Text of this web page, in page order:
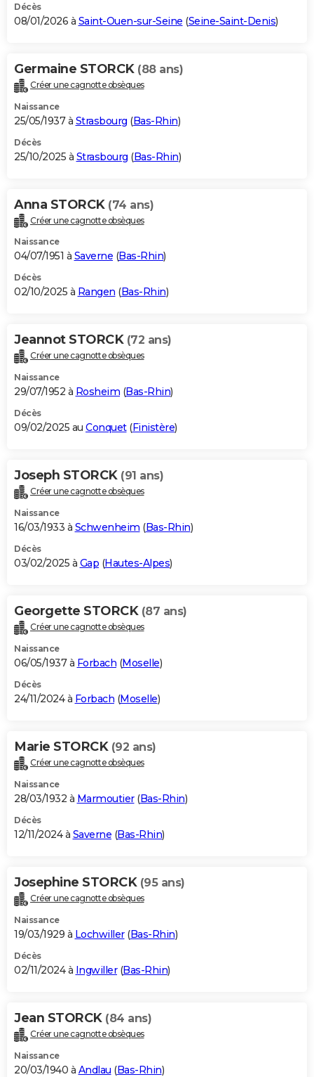
Décès
08/01/2026 à Saint-Ouen-sur-Seine (Seine-Saint-Denis)
Germaine STORCK (88 ans)
Créer une cagnotte obsèques
Naissance
25/05/1937 à Strasbourg (Bas-Rhin)
Décès
25/10/2025 à Strasbourg (Bas-Rhin)
Anna STORCK (74 ans)
Créer une cagnotte obsèques
Naissance
04/07/1951 à Saverne (Bas-Rhin)
Décès
02/10/2025 à Rangen (Bas-Rhin)
Jeannot STORCK (72 ans)
Créer une cagnotte obsèques
Naissance
29/07/1952 à Rosheim (Bas-Rhin)
Décès
09/02/2025 au Conquet(Finistère)
Joseph STORCK (91 ans)
Créer une cagnotte obsèques
Naissance
16/03/1933 à Schwenheim (Bas-Rhin)
Décès
03/02/2025 à Gap (Hautes-Alpes)
Georgette STORCK (87 ans)
Créer une cagnotte obsèques
Naissance
06/05/1937 à Forbach (Moselle)
Décès
24/11/2024 à Forbach (Moselle)
Marie STORCK (92 ans)
Créer une cagnotte obsèques
Naissance
28/03/1932 à Marmoutier(Bas-Rhin)
Décès
12/11/2024 à Saverne (Bas-Rhin)
Josephine STORCK (95 ans)
Créer une cagnotte obsèques
Naissance
19/03/1929 à Lochwiller(Bas-Rhin)
Décès
02/11/2024 à Ingwiller(Bas-Rhin)
Jean STORCK (84 ans)
Créer une cagnotte obsèques
Naissance
20/03/1940 à Andlau (Bas-Rhin)